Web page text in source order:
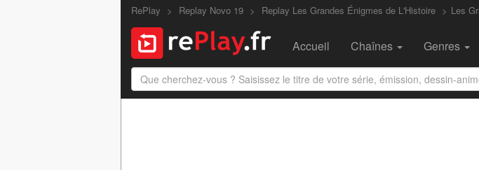
RePlay Replay Novo 19 Replay Les Grandes Énigmes de L'Histoire Les
Accueil Chaînes Genres